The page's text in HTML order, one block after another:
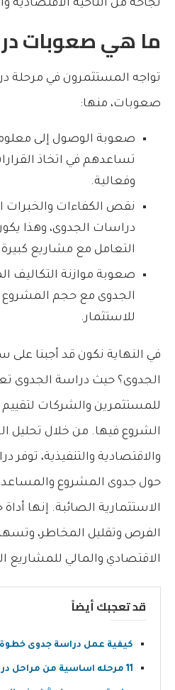
نجاحه من الناحية الاقتصادية
ما هي صعوبات
تواجه المستثمرون في مرحلة
صعوبات، منها:
صعوبة الوصول إلى
تساعدهم في اتخاذ
وفعالية.
نقص الكفاءات
دراسات الجدوى، وهذا
التعامل مع مشاريع
صعوبة موازنة التكاليف
الجدوى مع حجم المشروع
للاستثمار.
في النهاية نكون قد أجبنا
الجدوى؟ حيث دراسة الجدوى
للمستثمرين والشركات
الشروع فيها. من خلال تحليل
والاقتصادية والتنفيذية،
حول جدوى المشروع والمساعدة
الاستثمارية الصائبة. إنها
الفرص وتقليل المخاطر،
الاقتصادي والمالي للمشاريع
قد تعجبك أيضاً
كيفية عمل دراسة جدوى
11 مرحله اساسية من مراحل دراسة الجدوى الاقتصادية